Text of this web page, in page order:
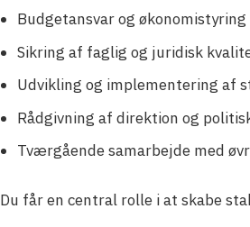
Budgetansvar og
Sikring af faglig og juridisk
Udvikling og implementering af
Rådgivning af direktion og
Tværgående samarbejde med
Du får en central rolle i at skabe